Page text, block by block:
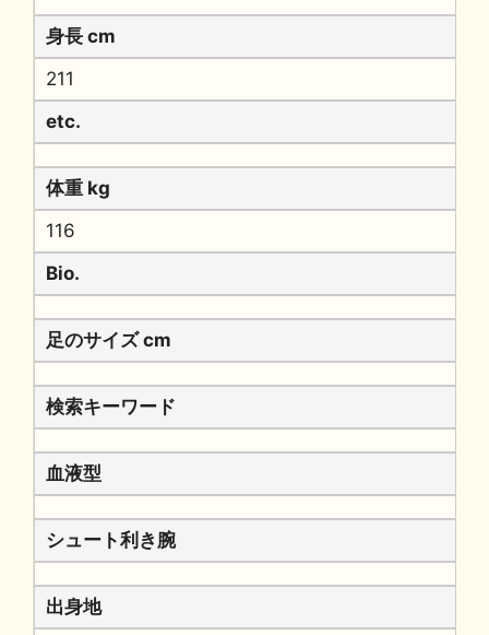
身長 cm
211
etc.
体重 kg
116
Bio.
足のサイズ cm
検索キーワード
血液型
シュート利き腕
出身地